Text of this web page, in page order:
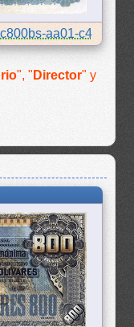
aa01-c4
", " Director" y